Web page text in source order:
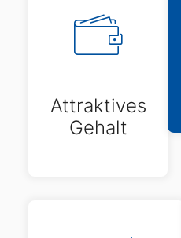
Attraktives
Gehalt